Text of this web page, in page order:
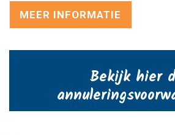
MEER INFORMATIE
Bekijk hier